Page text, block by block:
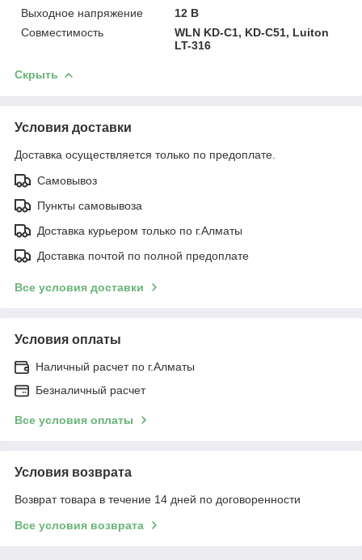
Выходное напряжение
12 В
Совместимость
WLN KD-C1, KD-C51, Luiton
LT-316
Скрыть
Условия доставки
Доставка осуществляется только по предоплате.
Самовывоз
Пункты самовывоза
Доставка курьером только по г.Алматы
Доставка почтой по полной предоплате
Все условия доставки
Условия оплаты
Наличный расчет по г.Алматы
Безналичный расчет
Все условия оплаты
Условия возврата
Возврат товара в течение 14 дней по договоренности
Все условия возврата